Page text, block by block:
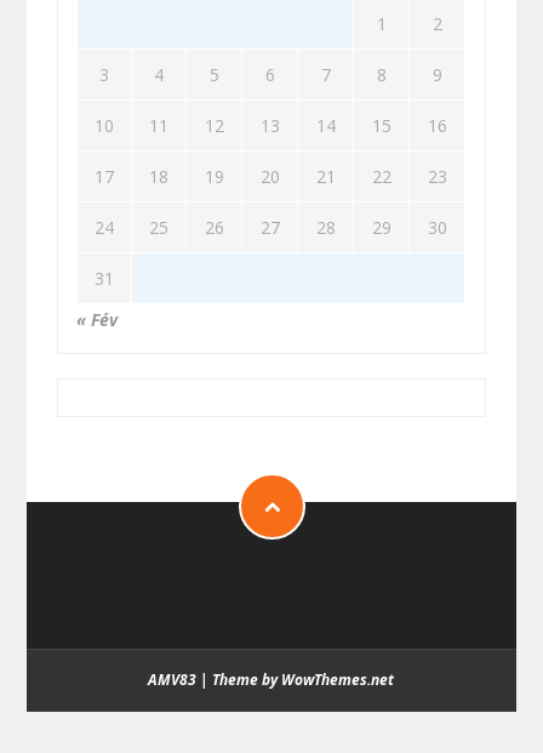
1 2
3 4 5 6 7 8 9
10 11 12 13 14 15 16
17 18 19 20 21 22 23
24 25 26 27 28 29 30
31
« Fév
AMV83 | Theme by WowThemes.net